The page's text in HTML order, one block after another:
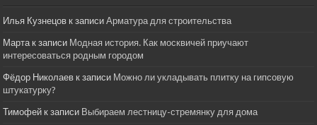
Илья Кузнецов к записиАрматура для строительства
Мартак записи Модная история. Как москвичей приучают
интересоваться родным городом
Фёдор Николаев к записи Можно ли укладывать плитку на гипсовую
штукатурку?
Тимофей к записи Выбираем лестницу-стремянку для дома